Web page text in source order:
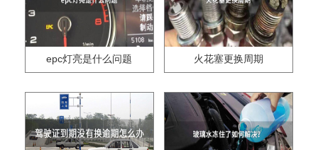
epc灯亮是什么问题 火花塞更换周期